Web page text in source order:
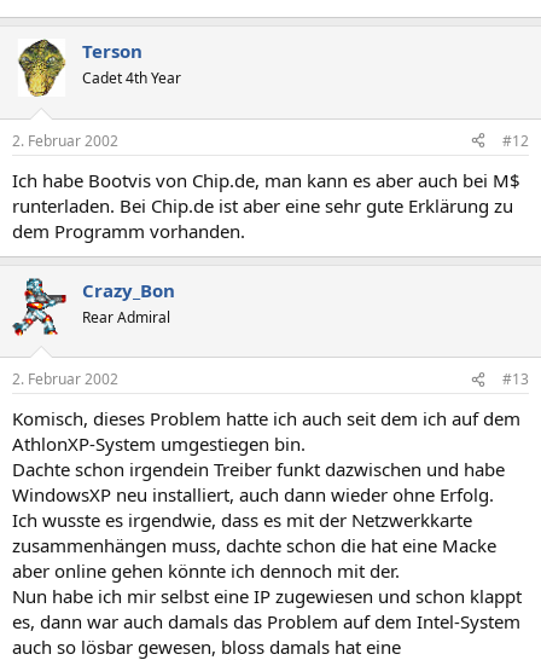
Terson
Cadet 4th Year
2. Februar 2002 #12
Ich habe Bootvis von Chip.de, man kann es aber auch bei M$
runterladen. Bei Chip.de ist aber eine sehr gute Erklärung zu
dem Programm vorhanden.
Crazy_Bon
Rear Admiral
2. Februar 2002 #13
Komisch, dieses Problem hatte ich auch seit dem ich auf dem
AthlonXP-System umgestiegen bin.
Dachte schon irgendein Treiber funkt dazwischen und habe
WindowsXP neu installiert, auch dann wieder ohne Erfolg.
Ich wusste es irgendwie, dass es mit der Netzwerkkarte
zusammenhängen muss, dachte schon die hat eine Macke
aber online gehen könnte ich dennoch mit der.
Nun habe ich mir selbst eine IP zugewiesen und schon klappt
es, dann war auch damals das Problem auf dem Intel-System
auch so lösbar gewesen, bloss damals hat eine